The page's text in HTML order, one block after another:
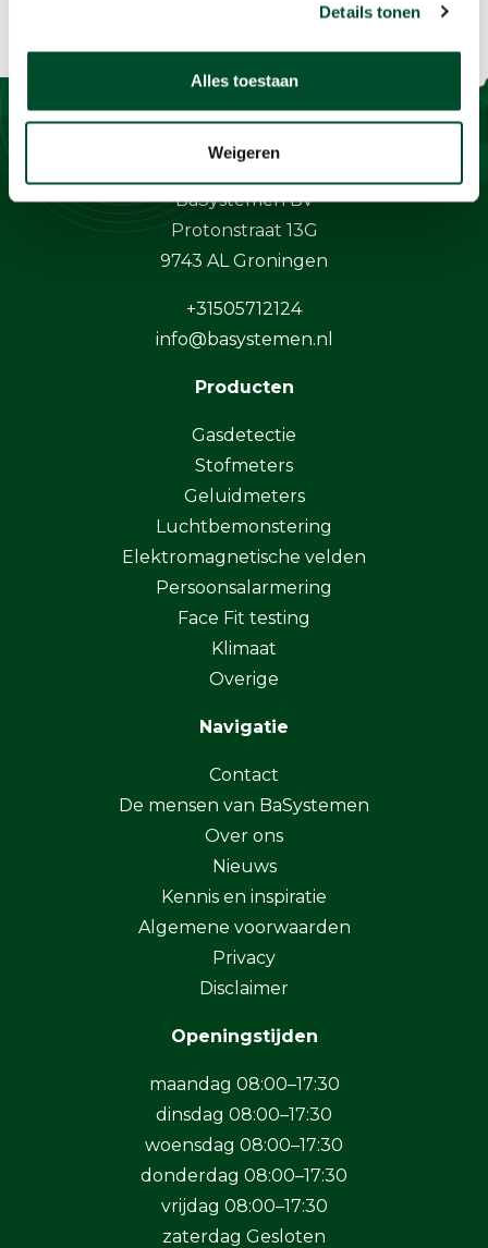
Details tonen
Alles toestaan
Weigeren
Contact
BaSystemen BV
Protonstraat 13G
9743 AL Groningen
+31505712124
info@basystemen.nl
Producten
Gasdetectie
Stofmeters
Geluidmeters
Luchtbemonstering
Elektromagnetische velden
Persoonsalarmering
Face Fit testing
Klimaat
Overige
Navigatie
Contact
De mensen van BaSystemen
Over ons
Nieuws
Kennis en inspiratie
Algemene voorwaarden
Privacy
Disclaimer
Openingstijden
maandag 08:00–17:30
dinsdag 08:00–17:30
woensdag 08:00–17:30
donderdag 08:00–17:30
vrijdag 08:00–17:30
zaterdag Gesloten